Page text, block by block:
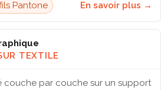
Pantone En savoir plus →
TEXTILE
couche par couche sur un support